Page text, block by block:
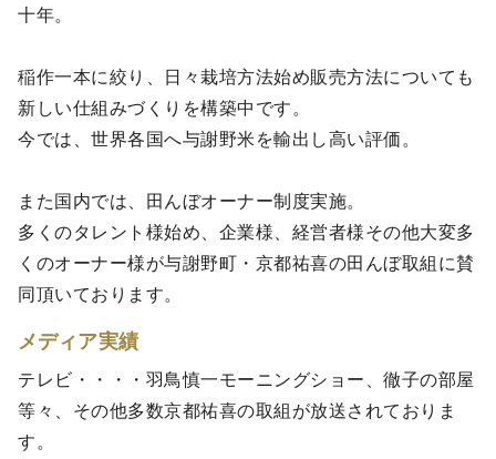
十年。
稲作一本に絞り、日々栽培方法始め販売方法についても
新しい仕組みづくりを構築中です。
今では、世界各国へ与謝野米を輸出し高い評価。
また国内では、田んぼオーナー制度実施。
多くのタレント様始め、企業様、経営者様その他大変多
くのオーナー様が与謝野町・京都祐喜の田んぼ取組に賛
同頂いております。
メディア実績
テレビ・・・・羽鳥慎一モーニングショー、徹子の部屋
等々、その他多数京都祐喜の取組が放送されておりま
す。